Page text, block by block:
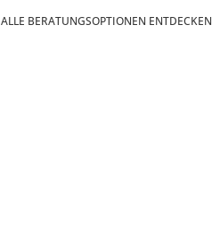
ALLE BERATUNGSOPTIONEN ENTDECKEN